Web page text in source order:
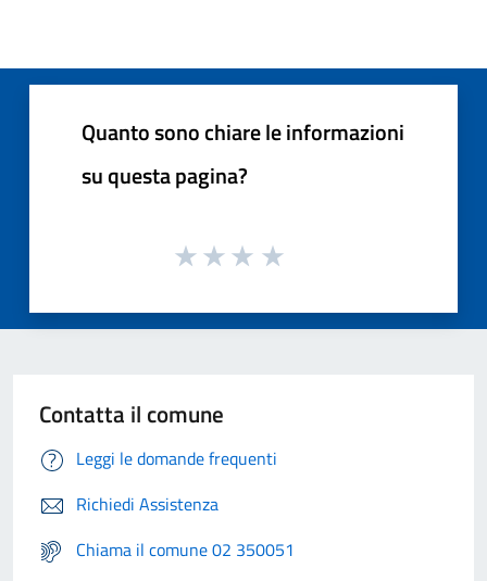
Quanto sono chiare le informazioni
su questa pagina?
Contatta il comune
Leggi le domande frequenti
Richiedi Assistenza
Chiama il comune 02 350051